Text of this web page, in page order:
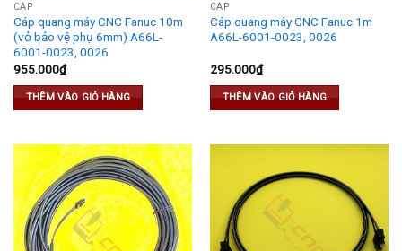
CÁP
Cáp quang máy CNC Fanuc 10m
(vỏ bảo vệ phụ 6mm) A66L-
6001-0023, 0026
955.000₫
THÊM VÀO GIỎ HÀNG
CÁP
Cáp quang máy CNC Fanuc 1m
A66L-6001-0023, 0026
295.000₫
THÊM VÀO GIỎ HÀNG